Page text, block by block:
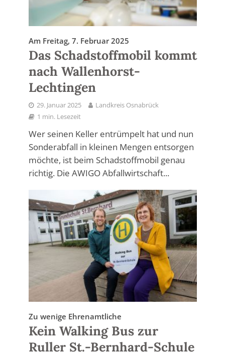
Am Freitag, 7. Februar 2025
Das Schadstoffmobil kommt
nach Wallenhorst-
Lechtingen
29. Januar 2025
Landkreis Osnabrück
1 min. Lesezeit
Wer seinen Keller entrümpelt hat und nun
Sonderabfall in kleinen Mengen entsorgen
möchte, ist beim Schadstoffmobil genau
richtig. Die AWIGO Abfallwirtschaft...
Zu wenige Ehrenamtliche
Kein Walking Bus zur
Ruller St.-Bernhard-Schule